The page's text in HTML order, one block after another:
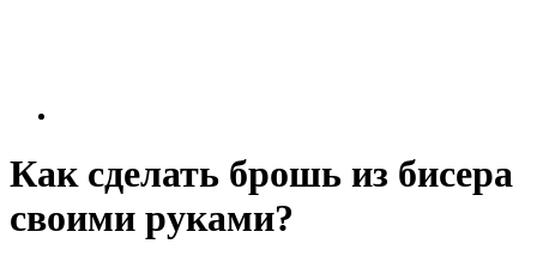
Как сделать брошь из бисера
своими руками?